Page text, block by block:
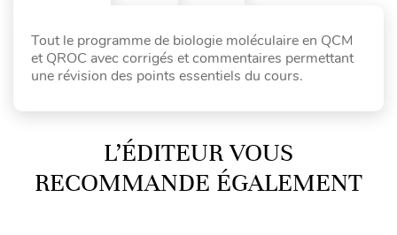
Tout le programme de biologie moléculaire en QCM
et QROC avec corrigés et commentaires permettant
une révision des points essentiels du cours.
L’ÉDITEUR VOUS
RECOMMANDE ÉGALEMENT